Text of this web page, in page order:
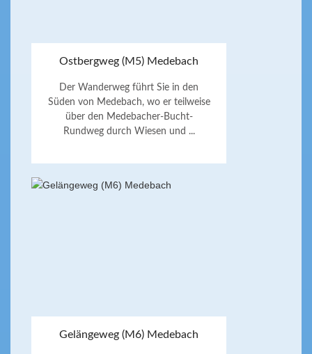
Ostbergweg (M5) Medebach
Der Wanderweg führt Sie in den
Süden von Medebach, wo er teilweise
über den Medebacher-Bucht-
Rundweg durch Wiesen und ...
Gelängeweg (M6) Medebach